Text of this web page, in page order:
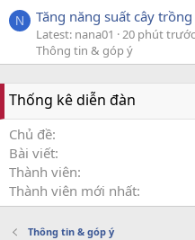
N Tăng năng suất cây
Latest: nana01
20 phút trước
Thông tin & góp ý
Thống kê diễn đàn
Chủ đề
Bài viết
Thành viên
Thành viên mới nhất
Thông tin & góp ý